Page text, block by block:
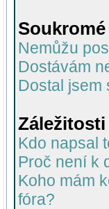
Nemůžu
Dostávám
Dostal jsem
Kdo napsal
Proč není k
Koho mám
fóra?